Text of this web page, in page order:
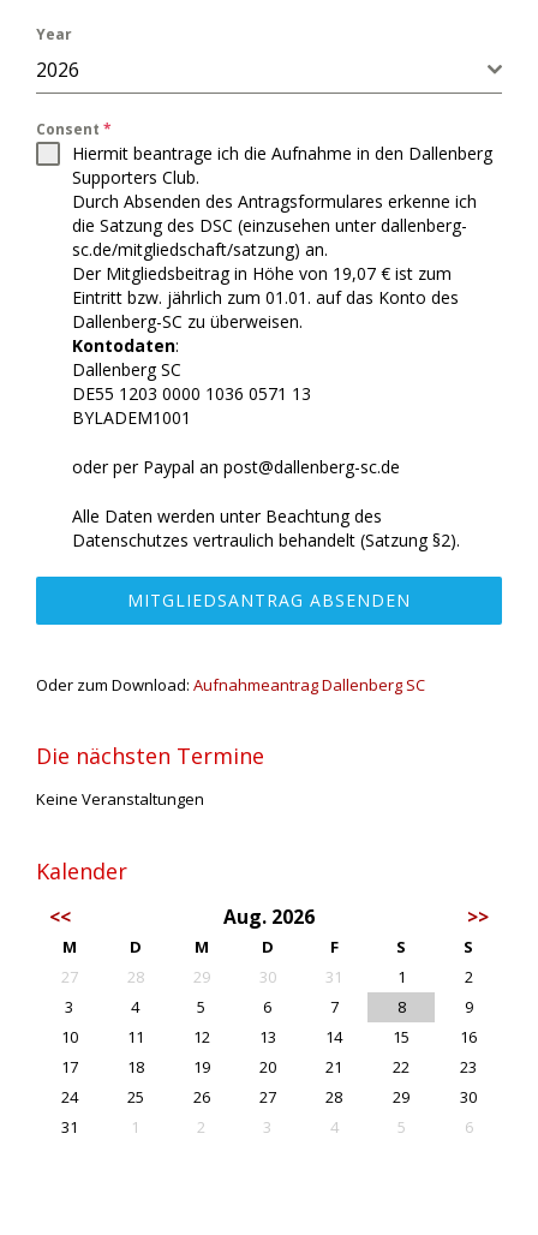
Year
2026
Consent *
Hiermit beantrage ich die Aufnahme in den Dallenberg
Supporters Club.
Durch Absenden des Antragsformulares erkenne ich
die Satzung des DSC (einzusehen unter dallenberg-
sc.de/mitgliedschaft/satzung) an.
Der Mitgliedsbeitrag in Höhe von 19,07 € ist zum
Eintritt bzw. jährlich zum 01.01. auf das Konto des
Dallenberg-SC zu überweisen.
Kontodaten:
Dallenberg SC
DE55 1203 0000 1036 0571 13
BYLADEM1001
oder per Paypal an post@dallenberg-sc.de
Alle Daten werden unter Beachtung des
Datenschutzes vertraulich behandelt (Satzung §2).
MITGLIEDSANTRAG ABSENDEN
Oder zum Download: Aufnahmeantrag Dallenberg SC
Die nächsten Termine
Keine Veranstaltungen
Kalender
<< Aug. 2026 >>
M D M D F S
S
27
28 29 30 31 1
2
3
4 5 6 7 8
9
10
11 12 13 14 15
16
17
18 19 20 21 22
23
24
25 26 27 28 29
30
31
1 2 3 4 5 6